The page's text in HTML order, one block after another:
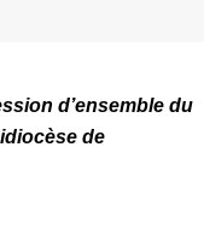
d’ensemble du
de